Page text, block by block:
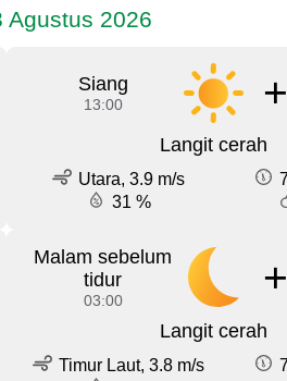
Agustus 2026
Siang
13:00
Langit cerah
Utara, 3.9 m/s
31 %
Malam sebelum
tidur
03:00
Langit cerah
Timur Laut, 3.8 m/s